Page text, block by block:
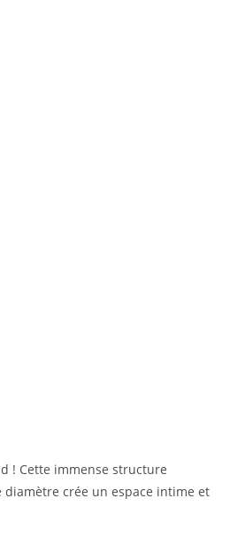
! Cette immense structure
crée un espace intime et